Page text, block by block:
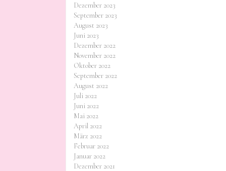
Dezember 2023
September 2023
August 2023
Juni 2023
Dezember 2022
November 2022
Oktober 2022
September 2022
August 2022
Juli 2022
Juni 2022
Mai 2022
April 2022
März 2022
Februar 2022
Januar 2022
Dezember 2021